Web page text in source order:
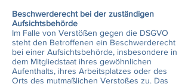
Beschwerderecht bei der zuständigen
Aufsichtsbehörde
Im Falle von Verstößen gegen die DSGVO
steht den Betroffenen ein Beschwerderecht
bei einer Aufsichtsbehörde, insbesondere in
dem Mitgliedstaat ihres gewöhnlichen
Aufenthalts, ihres Arbeitsplatzes oder des
Orts des mutmaßlichen Verstoßes zu. Das